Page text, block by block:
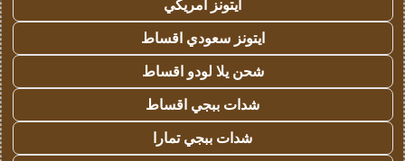
ايتونز امريكي
ايتونز سعودي اقساط
شحن يلا لودو اقساط
شدات ببجي اقساط
شدات ببجي تمارا